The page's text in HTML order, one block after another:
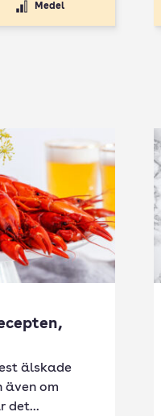
Medel
älskade
även om
det...